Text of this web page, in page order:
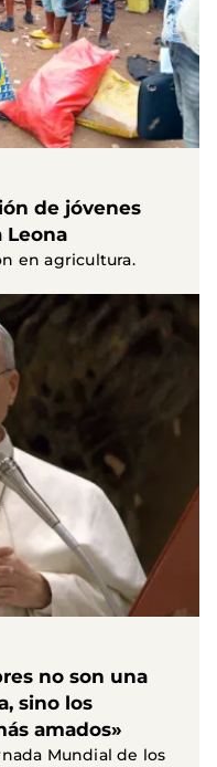
de jóvenes
Leona
en agricultura.
no son una
sino los
amados»
Mundial de los